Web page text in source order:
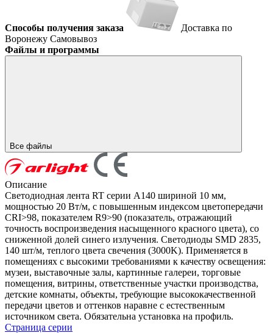
Способы получения заказа
Доставка по
Воронежу Самовывоз
Файлы и программы
Все файлы
Описание
Светодиодная лента RT серии A140 шириной 10 мм,
мощностью 20 Вт/м, с повышенным индексом цветопередачи
CRI>98, показателем R9>90 (показатель, отражающий
точность воспроизведения насыщенного красного цвета), со
сниженной долей синего излучения. Светодиоды SMD 2835,
140 шт/м, теплого цвета свечения (3000K). Применяется в
помещениях с высокими требованиями к качеству освещения:
музеи, выставочные залы, картинные галереи, торговые
помещения, витрины, ответственные участки производства,
детские комнаты, объекты, требующие высококачественной
передачи цветов и оттенков наравне с естественным
источником света. Обязательна установка на профиль.
Страница серии